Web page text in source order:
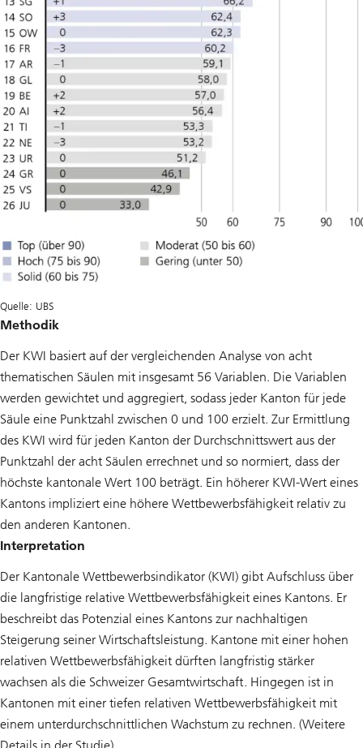
Quelle: UBS
Methodik
Der KWI basiert auf der vergleichenden Analyse von acht
thematischen Säulen mit insgesamt 56 Variablen. Die Variablen
werden gewichtet und aggregiert, sodass jeder Kanton für jede
Säule eine Punktzahl zwischen 0 und 100 erzielt. Zur Ermittlung
des KWI wird für jeden Kanton der Durchschnittswert aus der
Punktzahl der acht Säulen errechnet und so normiert, dass der
höchste kantonale Wert 100 beträgt. Ein höherer KWI-Wert eines
Kantons impliziert eine höhere Wettbewerbsfähigkeit relativ zu
den anderen Kantonen.
Interpretation
Der Kantonale Wettbewerbsindikator (KWI) gibt Aufschluss über
die langfristige relative Wettbewerbsfähigkeit eines Kantons. Er
beschreibt das Potenzial eines Kantons zur nachhaltigen
Steigerung seiner Wirtschaftsleistung. Kantone mit einer hohen
relativen Wettbewerbsfähigkeit dürften langfristig stärker
wachsen als die Schweizer Gesamtwirtschaft. Hingegen ist in
Kantonen mit einer tiefen relativen Wettbewerbsfähigkeit mit
einem unterdurchschnittlichen Wachstum zu rechnen. (Weitere